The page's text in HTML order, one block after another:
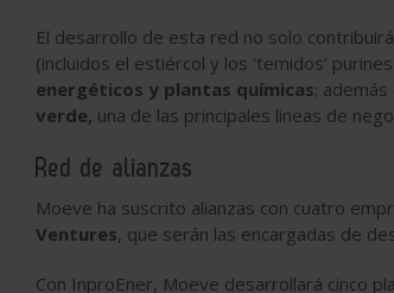
El desarrollo de esta red no solo
(incluidos el estiércol y los ‘temidos’
energéticos y plantas químicas; además
verde, una de las principales líneas de
Red de alianzas
Moeve ha suscrito alianzas con cuatro
Ventures, que serán las encargadas de
Con InproEner, Moeve desarrollará cinco